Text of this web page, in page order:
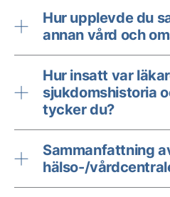
Hur upplevde du
annan vård och
Hur insatt var
sjukdomshistoria
tycker du?
Sammanfattning
hälso-/